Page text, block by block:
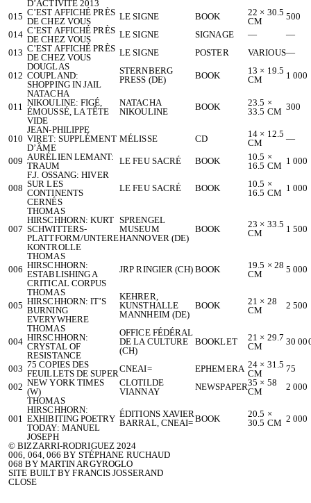
D’ACTIVITÉ 2013
015 C’EST AFFICHÉ PRÈS
DE CHEZ VOUS
LE SIGNE BOOK
22 × 30.5
CM
500
014 C’EST AFFICHÉ PRÈS
DE CHEZ VOUS
LE SIGNE SIGNAGE —
—
013 C’EST AFFICHÉ PRÈS
DE CHEZ VOUS
LE SIGNE POSTER VARIOUS—
012
DOUGLAS
COUPLAND:
SHOPPING IN JAIL
STERNBERG
PRESS (DE)
BOOK
13 × 19.5
CM
1 000
011
NATACHA
NIKOULINE: FIGÉ,
ÉMOUSSÉ, LA TÊTE
VIDE
NATACHA
NIKOULINE
BOOK
23.5 ×
33.5 CM 300
010
JEAN-PHILIPPE
VIRET: SUPPLÉMENT
D’ÂME
MÉLISSE CD
14 × 12.5
CM
—
009 AURÉLIEN LEMANT:
TRAUM
LE FEU SACRÉ BOOK
10.5 ×
16.5 CM 1 000
008
F.J. OSSANG: HIVER
SUR LES
CONTINENTS
CERNÉS
LE FEU SACRÉ BOOK
10.5 ×
16.5 CM 1 000
007
THOMAS
HIRSCHHORN: KURT
SCHWITTERS-
PLATTFORM/UNTERE
KONTROLLE
SPRENGEL
MUSEUM
HANNOVER (DE)
BOOK
23 × 33.5
CM
1 500
006
THOMAS
HIRSCHHORN:
ESTABLISHING A
CRITICAL CORPUS
JRP RINGIER (CH) BOOK
19.5 × 28
CM
5 000
005
THOMAS
HIRSCHHORN: IT’S
BURNING
EVERYWHERE
KEHRER,
KUNSTHALLE
MANNHEIM (DE)
BOOK
21 × 28
CM
2 500
004
THOMAS
HIRSCHHORN:
CRYSTAL OF
RESISTANCE
OFFICE FÉDÉRAL
DE LA CULTURE
(CH)
BOOKLET
21 × 29.7
CM
30
003 75 COPIES DES
FEUILLETS DE SUPERCNEAI= EPHEMERA 24 × 31.5
CM
75
002 NEW YORK TIMES
(W)
CLOTILDE
VIANNAY
NEWSPAPER35 × 58
CM
2 000
001
THOMAS
HIRSCHHORN:
EXHIBITING POETRY
TODAY: MANUEL
JOSEPH
ÉDITIONS XAVIER
BARRAL, CNEAI= BOOK
20.5 ×
30.5 CM 2 000
© BIZZARRI-RODRIGUEZ 2024
006, 064, 066 BY STÉPHANE RUCHAUD
068 BY MARTIN ARGYROGLO
SITE BUILT BYFRANCIS JOSSERAND
CLOSE